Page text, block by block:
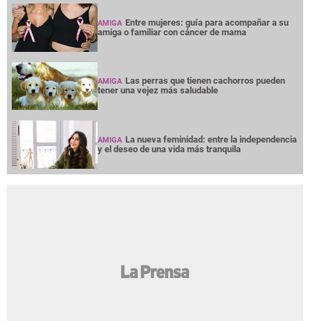
AMIGA Entre mujeres: guía para acompañar a su
amiga o familiar con cáncer de mama
AMIGA Las perras que tienen cachorros pueden
tener una vejez más saludable
AMIGA La nueva feminidad: entre la independencia
y el deseo de una vida más tranquila